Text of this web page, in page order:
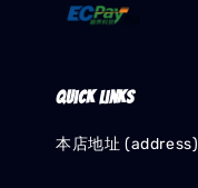
Quick links
本店地址 (address)